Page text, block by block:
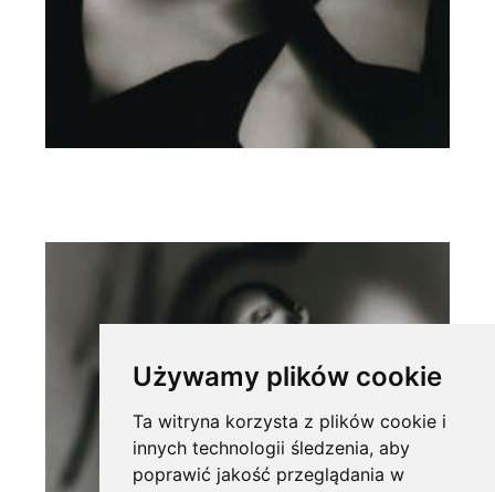
Używamy plików cookie
Ta witryna korzysta z plików cookie i
innych technologii śledzenia, aby
poprawić jakość przeglądania w